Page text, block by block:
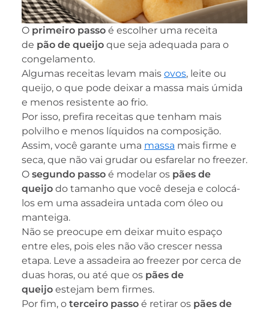
O primeiro passo é escolher uma receita
de pão de queijo que seja adequada para o
congelamento.
Algumas receitas levam mais ovos, leite ou
queijo, o que pode deixar a massa mais úmida
e menos resistente ao frio.
Por isso, prefira receitas que tenham mais
polvilho e menos líquidos na composição.
Assim, você garante uma massa mais firme e
seca, que não vai grudar ou esfarelar no freezer.
O segundo passo é modelar os pães de
queijo do tamanho que você deseja e colocá-
los em uma assadeira untada com óleo ou
manteiga.
Não se preocupe em deixar muito espaço
entre eles, pois eles não vão crescer nessa
etapa. Leve a assadeira ao freezer por cerca de
duas horas, ou até que os pães de
queijo estejam bem firmes.
Por fim, o terceiro passo é retirar os pães de